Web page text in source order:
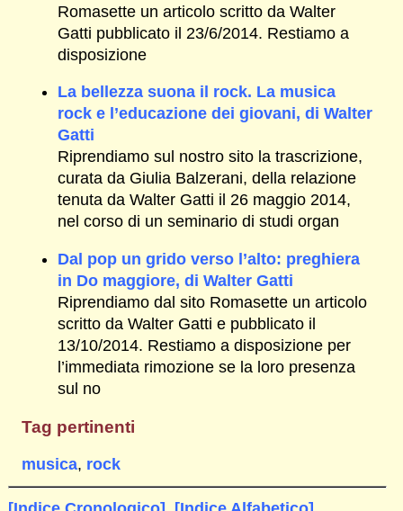
Romasette un articolo scritto da Walter
Gatti pubblicato il 23/6/2014. Restiamo a
disposizione
La bellezza suona il rock. La musica
rock e l’educazione dei giovani, di Walter
Gatti
Riprendiamo sul nostro sito la trascrizione,
curata da Giulia Balzerani, della relazione
tenuta da Walter Gatti il 26 maggio 2014,
nel corso di un seminario di studi organ
Dal pop un grido verso l’alto: preghiera
in Do maggiore, di Walter Gatti
Riprendiamo dal sito Romasette un articolo
scritto da Walter Gatti e pubblicato il
13/10/2014. Restiamo a disposizione per
l’immediata rimozione se la loro presenza
sul no
Tag pertinenti
musica, rock